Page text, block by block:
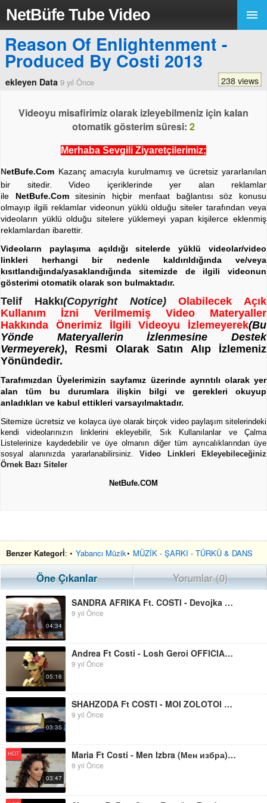
NetBüfe Tube Video
Reason Of Enlightenment -
Produced By Costi 2013
ekleyen Data 9 yıl Önce 238 views
Videoyu misafirimiz olarak izleyebilmeniz için kalan
otomatik gösterim süresi: 2
Merhaba Sevgili Ziyaretçilerimiz;
NetBufe.Com Kazanç amacıyla kurulmamış ve ücretsiz yararlanılan
bir sitedir. Video içeriklerinde yer alan reklamlar
ile NetBufe.Comsitesinin hiçbir menfaat bağlantısı söz konusu
olmayıp ilgili reklamlar videonun yüklü olduğu siteler tarafından veya
videoların yüklü olduğu sitelere yüklemeyi yapan kişilerce eklenmiş
reklamlardan ibarettir.
Videoların paylaşıma açıldığı sitelerde yüklü videolar/video
linkleri herhangi bir nedenle kaldırıldığında ve/veya
kısıtlandığında/yasaklandığında sitemizde de ilgili videonun
gösterimi otomatik olarak son bulmaktadır.
Telif Hakkı(Copyright Notice)
Olabilecek Açık
Kullanım İzni Verilmemiş Video Materyaller
Hakkında Önerimiz İlgili Videoyu İzlemeyerek(Bu
Yönde Materyallerin İzlenmesine Destek
Vermeyerek), Resmi Olarak Satın Alıp İzlemeniz
Yönündedir.
Tarafımızdan Üyelerimizin sayfamız üzerinde ayrıntılı olarak yer
alan tüm bu durumlara ilişkin bilgi ve gerekleri okuyup
anladıkları ve kabul ettikleri varsayılmaktadır.
Sitemize ücretsiz ve kolayca üye olarak birçok video paylaşım sitelerindeki
kendi videolarınızın linklerini ekleyebilir, Sık Kullanılanlar ve Çalma
Listelerinize kaydedebilir ve üye olmanın diğer tüm ayrıcalıklarından üye
sosyal alanınızda yararlanabilirsiniz.Video Linkleri Ekleyebileceğiniz
Örnek Bazı Siteler
NetBufe.COM
Benzer Kategorİ: • Yabancı Müzik• MÜZİK - ŞARKI - TÜRKÜ & DANS
Öne Çıkanlar Yorumlar (0)
04:34
SANDRA AFRIKA Ft. COSTI - Devojka Tvog Druga OFFICAL VIDEO HD Produced By COSTI 2013
9 yıl Önce
05:16
Andrea Ft Costi - Losh Geroi OFFICIAL VIDEO HD Produced By Costi 2013
9 yıl Önce
03:35
SHAHZODA Ft COSTI - MOI ZOLOTOI Produced By COSTI 2013
9 yıl Önce
HOT
03:47
Maria Ft Costi - Men Izbra (Мен избра) Official Video HD Produced By COSTI 2013
9 yıl Önce